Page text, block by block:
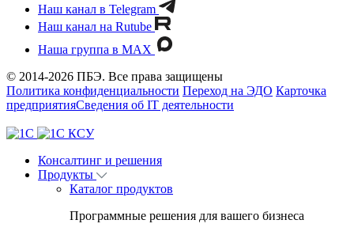
Наш канал в Telegram
Наш канал на Rutube
Наша группа в MAX
© 2014-2026 ПБЭ. Все права защищены
Политика конфиденциальности Переход на ЭДО Карточка
предприятияСведения об IT деятельности
Консалтинг и решения
Продукты
Каталог продуктов
Программные решения для вашего бизнеса